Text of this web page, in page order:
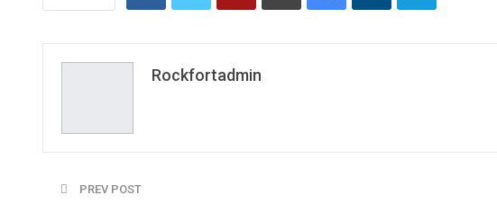
Rockfortadmin
PREV POST